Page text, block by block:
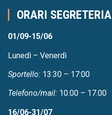
ORARI SEGRETERIA
01/09-15/06
Lunedì – Venerdì
Sportello: 13:30 – 17:00
Telefono/mail: 10.00 – 17.00
16/06-31/07